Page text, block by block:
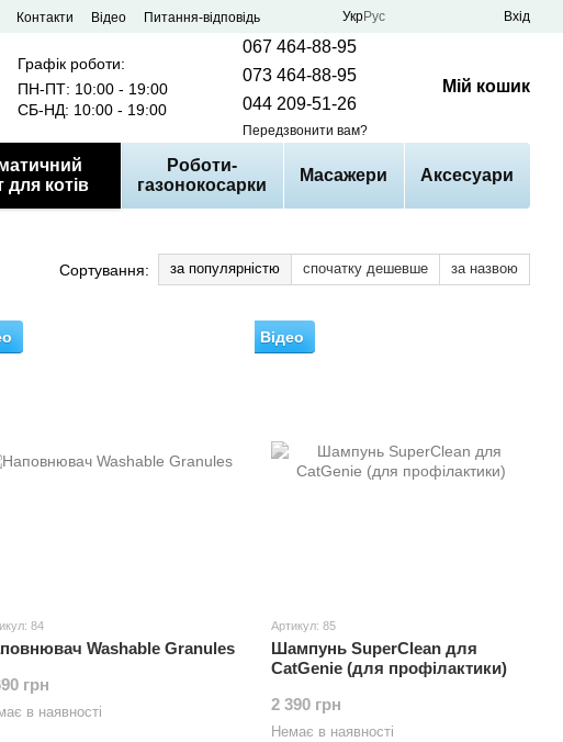
Контакти Відео
Питання-відповідь
УкрРус Вхід
Графік роботи:
ПН-ПТ: 10:00 - 19:00
СБ-НД: 10:00 - 19:00
067 464-88-95
073 464-88-95
044 209-51-26
Передзвонити вам?
Мій кошик
для котів
Роботи-
газонокосарки
Масажери Аксесуари
Сортування: за популярністю спочатку дешевше за назвою
84
Washable Granules
грн
в наявності
Відео
Артикул: 85
Шампунь SuperClean для
CatGenie (для профілактики)
2 390 грн
Немає в наявності